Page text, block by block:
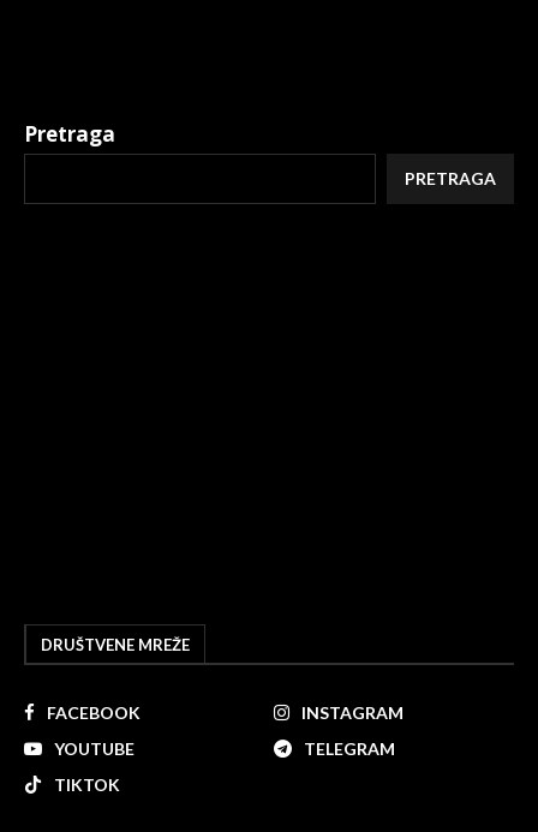
Pretraga
PRETRAGA
DRUŠTVENE MREŽE
FACEBOOK
INSTAGRAM
YOUTUBE
TELEGRAM
TIKTOK